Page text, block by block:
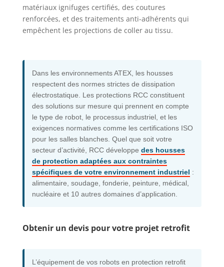
matériaux ignifuges certifiés, des coutures
renforcées, et des traitements anti-adhérents qui
empêchent les projections de coller au tissu.
Dans les environnements ATEX, les housses
respectent des normes strictes de dissipation
électrostatique. Les protections RCC constituent
des solutions sur mesure qui prennent en compte
le type de robot, le processus industriel, et les
exigences normatives comme les certifications ISO
pour les salles blanches. Quel que soit votre
secteur d’activité, RCC développe des housses
de protection adaptées aux contraintes
spécifiques de votre environnement industriel :
alimentaire, soudage, fonderie, peinture, médical,
nucléaire et 10 autres domaines d’application.
Obtenir un devis pour votre projet retrofit
L’équipement de vos robots en protection retrofit